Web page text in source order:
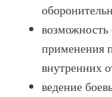
возможность
применения
внутренних
ведение